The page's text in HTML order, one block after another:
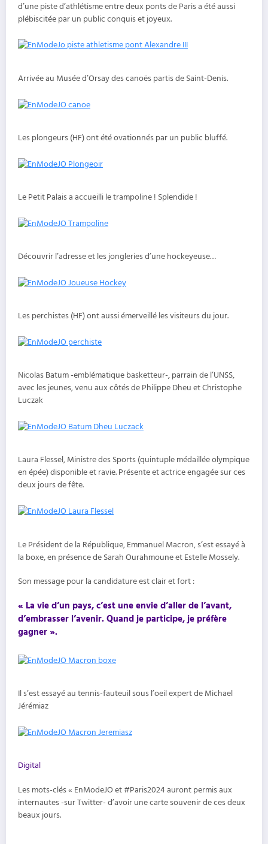
d’une piste d’athlétisme entre deux ponts de Paris a été aussi
plébiscitée par un public conquis et joyeux.
Arrivée au Musée d’Orsay des canoës partis de Saint-Denis.
Les plongeurs (HF) ont été ovationnés par un public bluffé.
Le Petit Palais a accueilli le trampoline ! Splendide !
Découvrir l’adresse et les jongleries d’une hockeyeuse…
Les perchistes (HF) ont aussi émerveillé les visiteurs du jour.
Nicolas Batum -emblématique basketteur-, parrain de l’UNSS,
avec les jeunes, venu aux côtés de Philippe Dheu et Christophe
Luczak
Laura Flessel, Ministre des Sports (quintuple médaillée olympique
en épée) disponible et ravie. Présente et actrice engagée sur ces
deux jours de fête.
Le Président de la République, Emmanuel Macron, s’est essayé à
la boxe, en présence de Sarah Ourahmoune et Estelle Mossely.
Son message pour la candidature est clair et fort :
« La vie d’un pays, c’est une envie d’aller de l’avant,
d’embrasser l’avenir. Quand je participe, je préfère
gagner ».
Il s’est essayé au tennis-fauteuil sous l’oeil expert de Michael
Jérémiaz
Digital
Les mots-clés « EnModeJO et #Paris2024 auront permis aux
internautes -sur Twitter- d’avoir une carte souvenir de ces deux
beaux jours.